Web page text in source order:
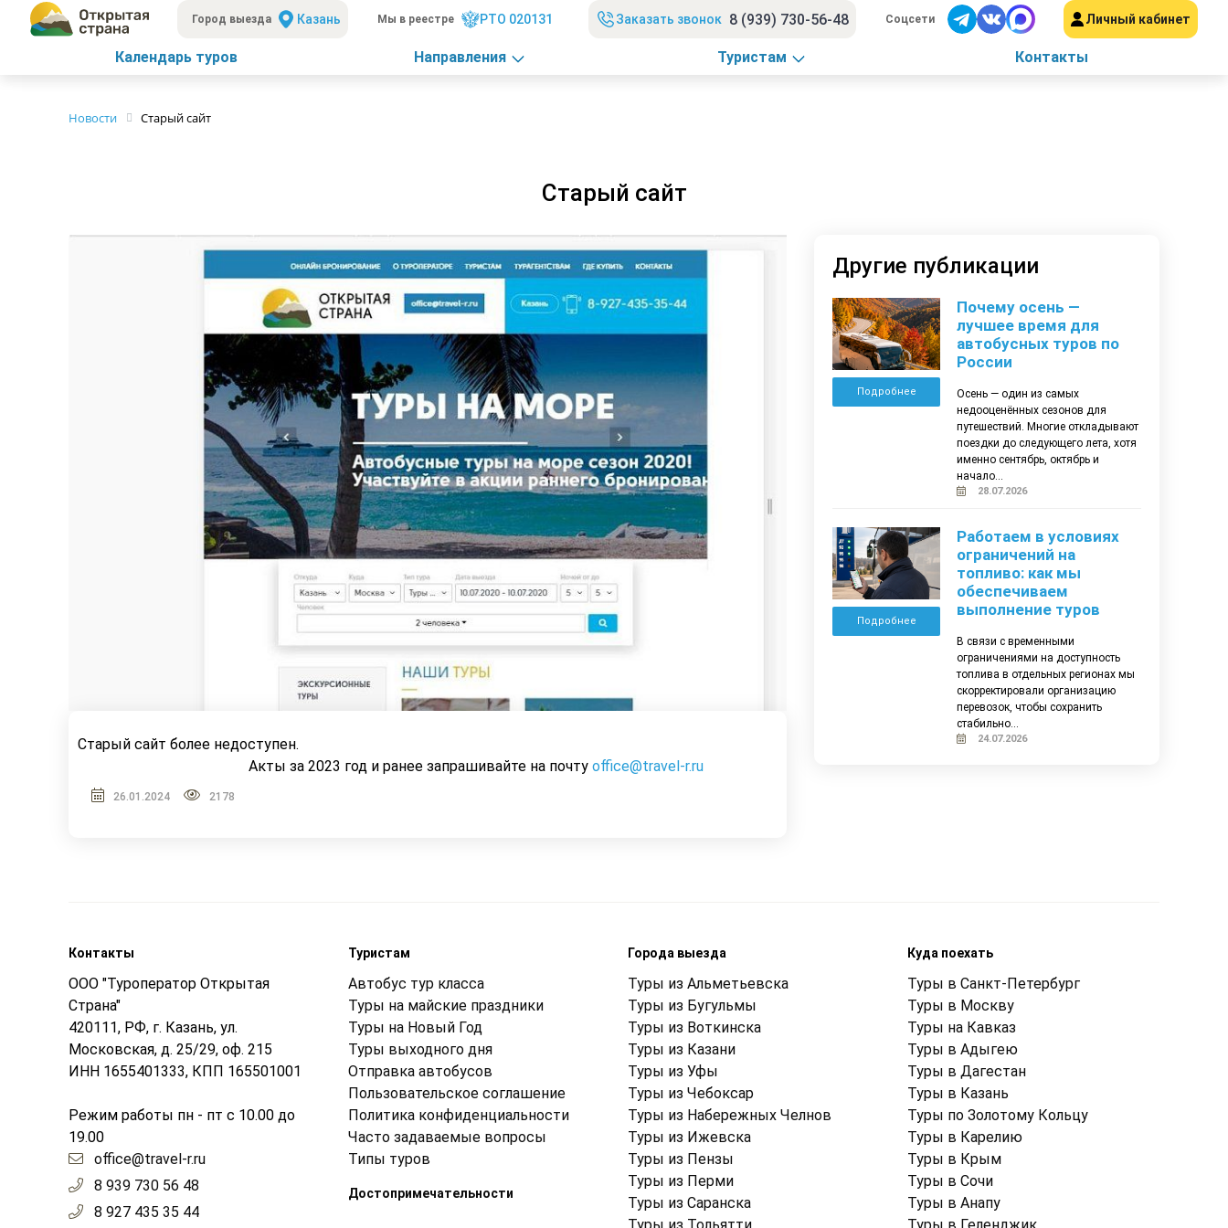
Город выезда Казань Мы в реестре РТО 020131 Заказать звонок 8 (939) 730-56-48 Соцсети Личный кабинет
Календарь туров Направления Туристам Контакты
Новости Старый сайт
Старый сайт
Старый сайт более недоступен.
Акты за 2023 год и ранее запрашивайте на почту office@travel-r.ru
26.01.2024 2178
Другие публикации
Подробнее
Почему осень —
лучшее время для
автобусных туров по
России
Осень — один из самых
недооценённых сезонов для
путешествий. Многие откладывают
поездки до следующего лета, хотя
именно сентябрь, октябрь и
начало...
28.07.2026
Подробнее
Работаем в условиях
ограничений на
топливо: как мы
обеспечиваем
выполнение туров
В связи с временными
ограничениями на доступность
топлива в отдельных регионах мы
скорректировали организацию
перевозок, чтобы сохранить
стабильно...
24.07.2026
Контакты
ООО "Туроператор Открытая
Страна"
420111, РФ, г. Казань, ул.
Московская, д. 25/29, оф. 215
ИНН 1655401333, КПП 165501001
Режим работы пн - пт с 10.00 до
19.00
office@travel-r.ru
8 939 730 56 48
8 927 435 35 44
Туристам
Автобус тур класса
Туры на майские праздники
Туры на Новый Год
Туры выходного дня
Отправка автобусов
Пользовательское соглашение
Политика конфиденциальности
Часто задаваемые вопросы
Типы туров
Достопримечательности
Города выезда
Туры из Альметьевска
Туры из Бугульмы
Туры из Воткинска
Туры из Казани
Туры из Уфы
Туры из Чебоксар
Туры из Набережных Челнов
Туры из Ижевска
Туры из Пензы
Туры из Перми
Туры из Саранска
Куда поехать
Туры в Санкт-Петербург
Туры в Москву
Туры на Кавказ
Туры в Адыгею
Туры в Дагестан
Туры в Казань
Туры по Золотому Кольцу
Туры в Карелию
Туры в Крым
Туры в Cочи
Туры в Анапу